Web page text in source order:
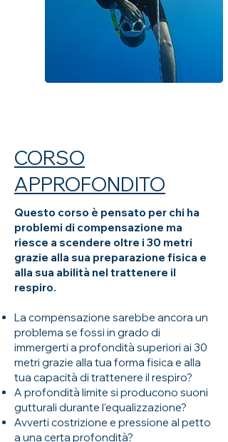
CORSO
APPROFONDITO
Questo corso è pensato per chi ha
problemi di compensazione ma
riesce a scendere oltre i 30 metri
grazie alla sua preparazione fisica e
alla sua abilità nel trattenere il
respiro.
La compensazione sarebbe ancora un
problema se fossi in grado di
immergerti a profondità superiori ai 30
metri grazie alla tua forma fisica e alla
tua capacità di trattenere il respiro?
A profondità limite si producono suoni
gutturali durante l'equalizzazione?
Avverti costrizione e pressione al petto
a una certa profondità?